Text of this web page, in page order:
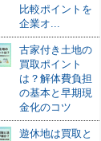
比較ポイントを
企業オ...
古家付き土地の
買取ポイント
は？解体費負担
の基本と早期現
金化のコツ
遊休地は買取と